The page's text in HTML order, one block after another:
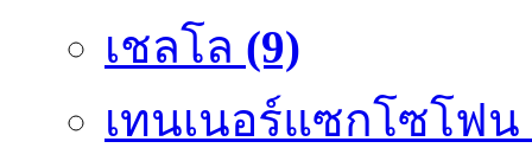
เชลโล (9)
เทนเนอร์แซกโซโฟน